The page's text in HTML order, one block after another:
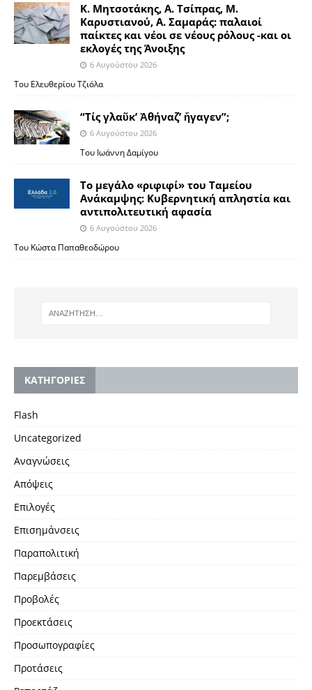
Κ. Μητσοτάκης, Α. Τσίπρας, Μ.
Καρυστιανού, Α. Σαμαράς: παλαιοί
παίκτες και νέοι σε νέους ρόλους -και οι
εκλογές της Άνοιξης
6 Αυγούστου 2026
Του Ελευθερίου Τζιόλα
“Τίς γλαῦκ’ Ἀθήναζ’ ἤγαγεν”;
6 Αυγούστου 2026
Του Ιωάννη Δαμίγου
Το μεγάλο «ριφιφί» του Ταμείου
Ανάκαμψης: Κυβερνητική απληστία και
αντιπολιτευτική αφασία
6 Αυγούστου 2026
Του Κώστα Παπαθεοδώρου
KΑΤΗΓΟΡΙΕΣ
Flash
Uncategorized
Αναγνώσεις
Απόψεις
Επιλογές
Επισημάνσεις
Παραπολιτική
Παρεμβάσεις
Προβολές
Προεκτάσεις
Προσωπογραφίες
Προτάσεις